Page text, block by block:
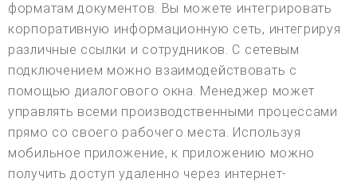
форматам документов. Вы можете интегрировать
корпоративную информационную сеть, интегрируя
различные ссылки и сотрудников. С сетевым
подключением можно взаимодействовать с
помощью диалогового окна. Менеджер может
управлять всеми производственными процессами
прямо со своего рабочего места. Используя
мобильное приложение, к приложению можно
получить доступ удаленно через интернет-